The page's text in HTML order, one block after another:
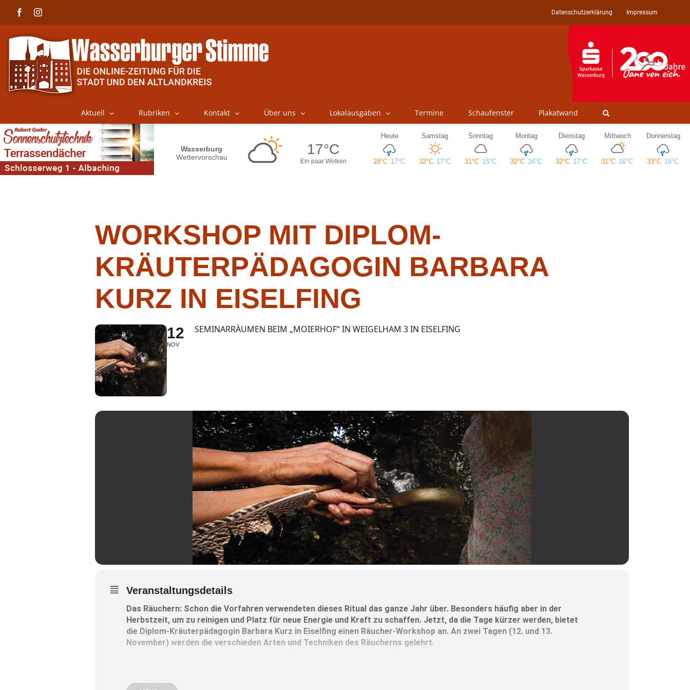
FacebookInstagram Datenschutzerklärung Impressum
Aktuell Rubriken Kontakt Über uns Lokalausgaben Termine Schaufenster Plakatwand
WORKSHOP MIT DIPLOM-
KRÄUTERPÄDAGOGIN BARBARA
KURZ IN EISELFING
12
NOV
SEMINARRÄUMEN BEIM „MOIERHOF“ IN WEIGELHAM 3 IN EISELFING
Veranstaltungsdetails
Das Räuchern: Schon die Vorfahren verwendeten dieses Ritual das ganze Jahr über. Besonders häufig aber in der
Herbstzeit, um zu reinigen und Platz für neue Energie und Kraft zu schaffen. Jetzt, da die Tage kürzer werden, bietet
die Diplom-Kräuterpädagogin Barbara Kurz in Eiselfing einen Räucher-Workshop an. An zwei Tagen (12. und 13.
November) werden die verschieden Arten und Techniken des Räucherns gelehrt.